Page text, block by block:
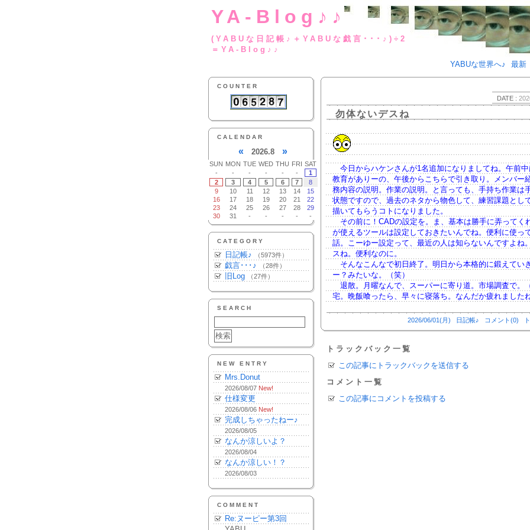
YA-Blog♪♪
(YABUな日記帳♪＋YABUな戯言･･
＝YA-Blog♪♪
YABUな世界へ♪
最新
COUNTER
CALENDAR
« 2026.8 »
SUN MON TUE WED THU FRI SAT
-
- - - - -
1
2
3 4 5 6 7
8
9
10 11 12 13 14
15
16
17 18 19 20 21
22
23
24 25 26 27 28
29
30
31 - - - - -
CATEGORY
日記帳♪ （5973件）
戯言･･･♪ （28件）
旧Log （27件）
SEARCH
NEW ENTRY
Mrs.Donut
2026/08/07 New!
仕様変更
2026/08/06 New!
完成しちゃったねー♪
2026/08/05
なんか涼しいよ？
2026/08/04
なんか涼しい！？
2026/08/03
COMMENT
Re:ヌーピー第3回
DATE :
勿体ないデスね
今日からハケンさんが1名追加になりましてね。午前
教育がありーの、午後からこちらで引き取り。メンバー
務内容の説明。作業の説明。と言っても、手持ち作業は
状態ですので、過去のネタから物色して、練習課題とし
描いてもらうコトになりました。
その前に！CADの設定を。ま、基本は勝手に弄ってく
が使えるツールは設定しておきたいんでね。便利に使っ
話。こーゆー設定って、最近の人は知らないんですよね
スね。便利なのに。
そんなこんなで初日終了。明日から本格的に鍛えてい
ー？みたいな。（笑）
退散。月曜なんで、スーパーに寄り道。市場調査で
宅。晩飯喰ったら、早々に寝落ち。なんだか疲れましたね
2026/06/01(月) 日記帳♪ コメント(0)
トラックバック一覧
この記事にトラックバックを送信する
コメント一覧
この記事にコメントを投稿する